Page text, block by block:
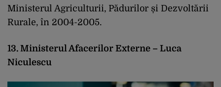
Ministerul Agriculturii, Pădurilor și Dezvoltării
Rurale, în 2004-2005.
13. Ministerul Afacerilor Externe – Luca
Niculescu